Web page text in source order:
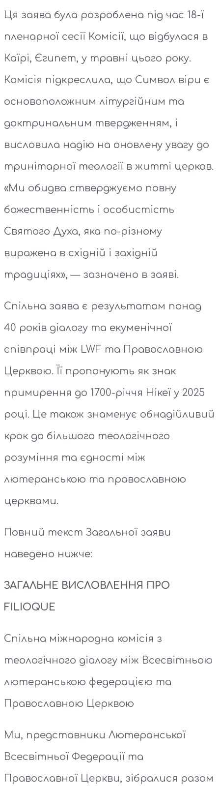
Ця заява була розроблена під час 18-ї
пленарної сесії Комісії, що відбулася в
Каїрі, Єгипет, у травні цього року.
Комісія підкреслила, що Символ віри є
основоположним літургійним та
доктринальним твердженням, і
висловила надію на оновлену увагу до
тринітарної теології в житті церков.
«Ми обидва стверджуємо повну
божественність і особистість
Святого Духа, яка по-різному
виражена в східній і західній
традиціях», — зазначено в заяві.
Спільна заява є результатом понад
40 років діалогу та екуменічної
співпраці між LWF та Православною
Церквою. Її пропонують як знак
примирення до 1700-річчя Нікеї у 2025
році. Це також знаменує обнадійливий
крок до більшого теологічного
розуміння та єдності між
лютеранською та православною
церквами.
Повний текст Загальної заяви
наведено нижче:
ЗАГАЛЬНЕ ВИСЛОВЛЕННЯ ПРО
FILIOQUE
Спільна міжнародна комісія з
теологічного діалогу між Всесвітньою
лютеранською федерацією та
Православною Церквою
Ми, представники Лютеранської
Всесвітньої Федерації та
Православної Церкви, зібралися разом